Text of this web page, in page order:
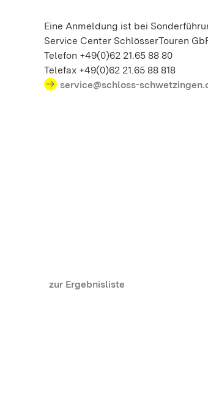
Eine Anmeldung ist bei
Service Center SchlösserTouren
Telefon +49(0)62 21.65 88 80
Telefax +49(0)62 21.65 88 818
service@schloss-
zur Ergebnisliste